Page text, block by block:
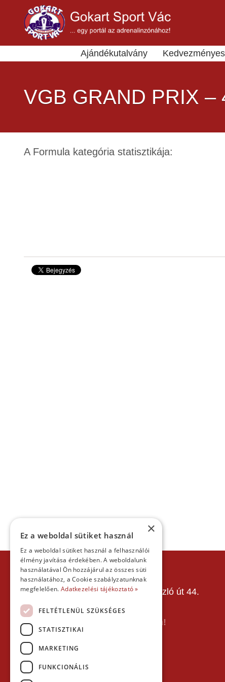
Ajándékutalvány
VGB GRAND PRIX –
A Formula kategória statisztikája:
KAPCSOLAT
Gokart Sport Vác
Gokartpálya: 2600 Vác, Szent László út 44.
Telefon:
E-mail: info(kukac)gokartvac.hu
Írj nekem itt a kapcsolat űrlapon!
Térkép:
×
Ez a weboldal sütiket használ
Ez a weboldal sütiket használ a felhasználói
élmény javítása érdekében. A weboldalunk
használatával Ön hozzájárul az összes süti
használatához, a Cookie szabályzatunknak
megfelelően. Adatkezelési tájékoztató »
FELTÉTLENÜL SZÜKSÉGES
STATISZTIKAI
MARKETING
FUNKCIONÁLIS